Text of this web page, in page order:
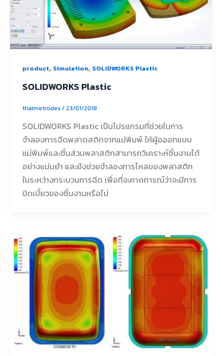
product, Simulation, SOLIDWORKS Plastic
SOLIDWORKS Plastic
thaimetrodes/ 23/01/2018
SOLIDWORKS Plastic เป็นโปรแกรมที่ช่วยในการ
จำลองการฉีดพลาดสติกจากแม่พิมพ์ ให้ผู้อออกแบบ
แม่พิมพ์และชิ้นส่วนพลาสติกสามารถวิเคราะห์ชิ้นงานได้
อย่างแม่นยำ และยังช่วยจำลองการไหลของพลาสติก
ในระหว่างกระบวนการฉีด เพื่อที่จะคาดการณ์ว่าจะมีการ
บิดเบี้ยวของชิ้นงานหรือไม่